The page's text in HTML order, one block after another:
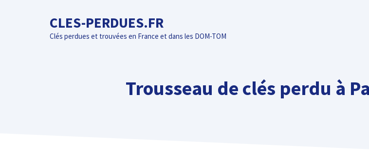
CLES-PERDUES.FR
Clés perdues et trouvées en France et dans les DOM-TOM
Trousseau de clés perdu à